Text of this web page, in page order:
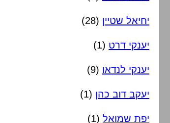
יחיאל שטיין (28)
יענקי דרט (1)
יענקי לנדאו (9)
יעקב דוב כהן (1)
יפת שמואל (1)